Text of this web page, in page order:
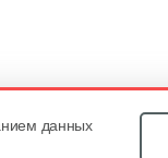
данных